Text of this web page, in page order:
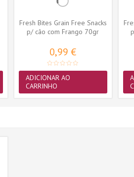
Fresh Bites Grain Free Snacks
p/ cão com Frango 70gr
0,99 €
ADICIONAR AO
CARRINHO